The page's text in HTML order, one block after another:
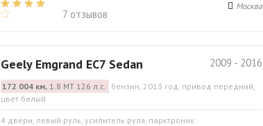
7 отзывов
Москва
2009 - 2016
Geely Emgrand EC7 Sedan
172 004 км,1.8 МТ 126 л.с. бензин, 2013 год, привод передний,
цвет белый
4 двери, левый руль, усилитель руля, парктроник